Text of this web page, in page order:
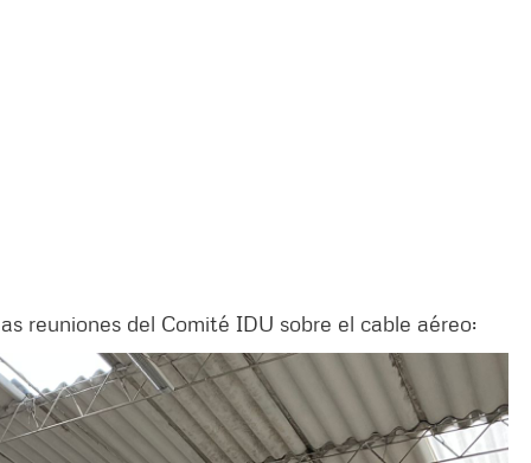
reuniones del Comité IDU sobre el cable aéreo: